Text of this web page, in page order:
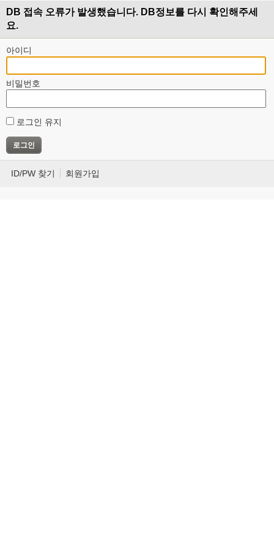
DB 접속 오류가 발생했습니다. DB정보를 다시 확인해주세
요.
아이디
비밀번호
로그인 유지
ID/PW 찾기 회원가입